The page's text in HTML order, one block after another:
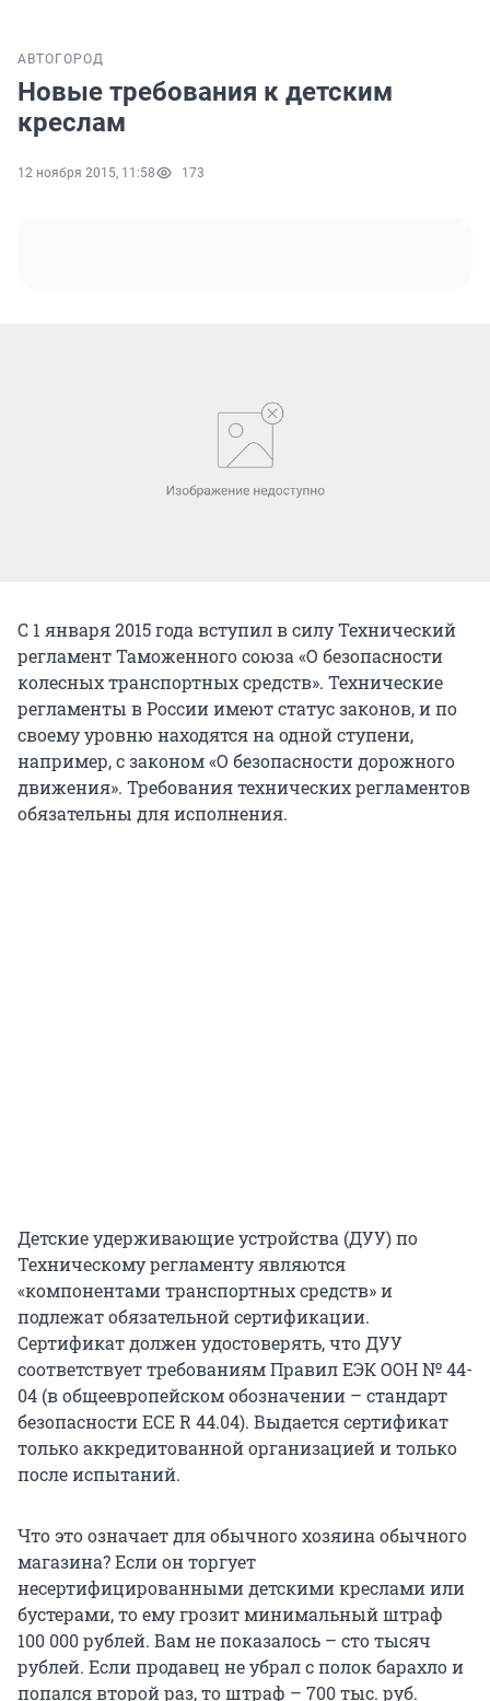
АВТО ГОРОД
Новые требования к детским
креслам
12 ноября 2015, 11:58 173
С 1 января 2015 года вступил в силу Технический
регламент Таможенного союза «О безопасности
колесных транспортных средств». Технические
регламенты в России имеют статус законов, и по
своему уровню находятся на одной ступени,
например, с законом «О безопасности дорожного
движения». Требования технических регламентов
обязательны для исполнения.
Детские удерживающие устройства (ДУУ) по
Техническому регламенту являются
«компонентами транспортных средств» и
подлежат обязательной сертификации.
Сертификат должен удостоверять, что ДУУ
соответствует требованиям Правил ЕЭК ООН № 44-
04 (в общеевропейском обозначении – стандарт
безопасности ЕСЕ R 44.04). Выдается сертификат
только аккредитованной организацией и только
после испытаний.
Что это означает для обычного хозяина обычного
магазина? Если он торгует
несертифицированными детскими креслами или
бустерами, то ему грозит минимальный штраф
100 000 рублей. Вам не показалось – сто тысяч
рублей. Если продавец не убрал с полок барахло и
попался второй раз, то штраф – 700 тыс. руб.